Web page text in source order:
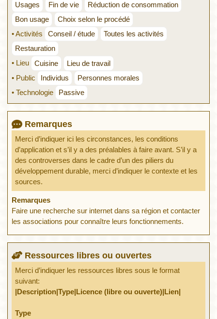
Usages
Fin de vie
Réduction de consommation
Bon usage
Choix selon le procédé
• Activités
Conseil / étude
Toutes les activités
Restauration
• Lieu
Cuisine
Lieu de travail
• Public
Individus
Personnes morales
• Technologie
Passive
Remarques
Merci d’indiquer ici les circonstances, les conditions
d’application et s’il y a des préalables à faire avant. S’il y a
des controverses dans le cadre d’un des piliers du
développement durable, merci d’indiquer le contexte et les
sources.
Remarques
Faire une recherche sur internet dans sa région et contacter
les associations pour connaître leurs fonctionnements.
Ressources libres ou ouvertes
Merci d’indiquer les ressources libres sous le format
suivant:
|Description|Type|Licence (libre ou ouverte)|Lien|
Type